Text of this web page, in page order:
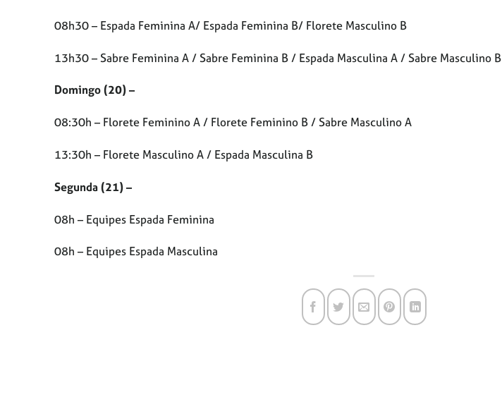
08h30 – Espada Feminina A/ Espada Feminina B/ Florete Masculino B
13h30 – Sabre Feminina A / Sabre Feminina B / Espada Masculina A / Sabre Masculino B
Domingo (20) –
08:30h – Florete Feminino A / Florete Feminino B / Sabre Masculino A
13:30h – Florete Masculino A / Espada Masculina B
Segunda (21) –
08h – Equipes Espada Feminina
08h – Equipes Espada Masculina